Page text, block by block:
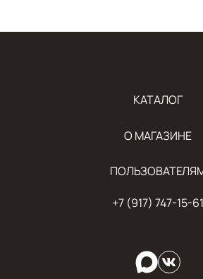
КАТАЛОГ
О МАГАЗИНЕ
+7 (917) 747-15-61